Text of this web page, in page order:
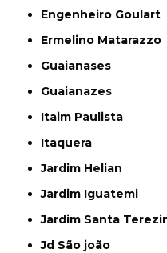
Engenheiro Goulart
Ermelino Matarazzo
Guaianases
Guaianazes
Itaim Paulista
Itaquera
Jardim Helian
Jardim Iguatemi
Jardim Santa
Jd São joão